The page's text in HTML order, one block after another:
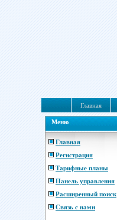
Главная
Меню
Главная
Регистрация
Тарифные планы
Панель управления
Расширенный поиск
Связь с нами